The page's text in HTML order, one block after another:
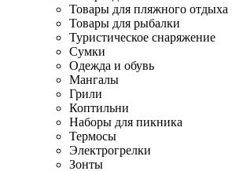
Товары для пляжного отдыха
Товары для рыбалки
Туристическое снаряжение
Сумки
Одежда и обувь
Мангалы
Грили
Коптильни
Наборы для пикника
Термосы
Электрогрелки
Зонты